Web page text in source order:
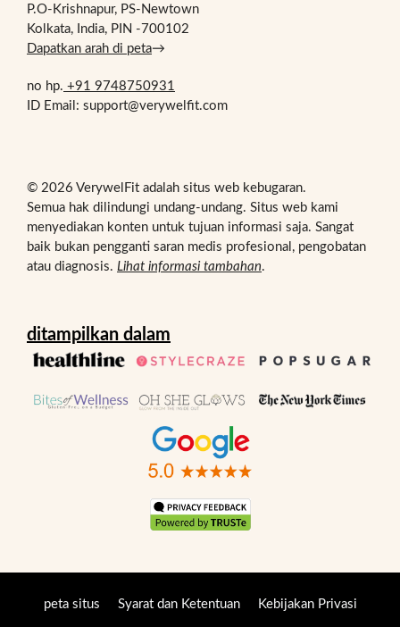
P.O-Krishnapur, PS-Newtown
Kolkata, India, PIN -700102
Dapatkan arah di peta→
no hp. +91 9748750931
ID Email: support@verywelfit.com
© 2026 VerywelFit adalah situs web kebugaran.
Semua hak dilindungi undang-undang. Situs web kami
menyediakan konten untuk tujuan informasi saja. Sangat
baik bukan pengganti saran medis profesional, pengobatan
atau diagnosis. Lihat informasi tambahan.
ditampilkan dalam
peta situs Syarat dan Ketentuan Kebijakan Privasi